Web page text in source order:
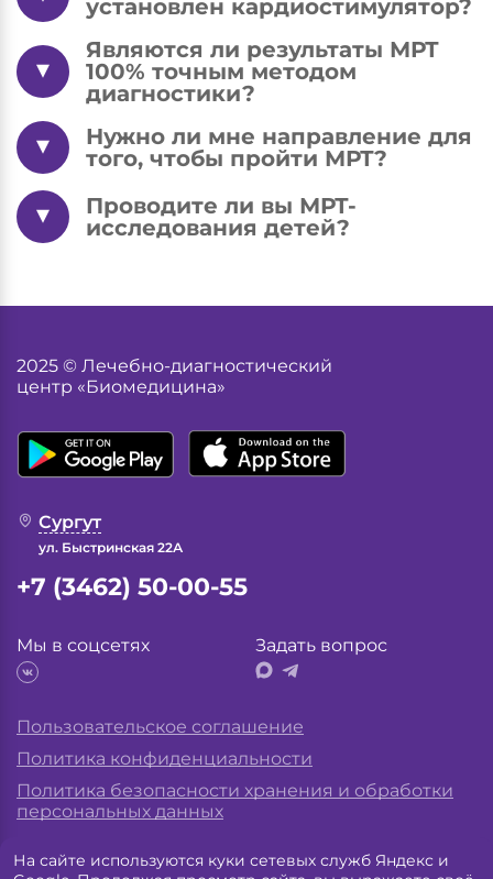
установлен кардиостимулятор?
Являются ли результаты МРТ
100% точным методом
диагностики?
Нужно ли мне направление для
того, чтобы пройти МРТ?
Проводите ли вы МРТ-
исследования детей?
2025 © Лечебно-диагностический
центр «Биомедицина»
Сургут
ул. Быстринская 22А
+7 (3462) 50-00-55
Мы в соцсетях Задать вопрос
Пользовательское соглашение
Политика конфиденциальности
Политика безопасности хранения и обработки
персональных данных
Разработка сайта «Экспресс лаб»
На сайте используются куки сетевых служб Яндекс и